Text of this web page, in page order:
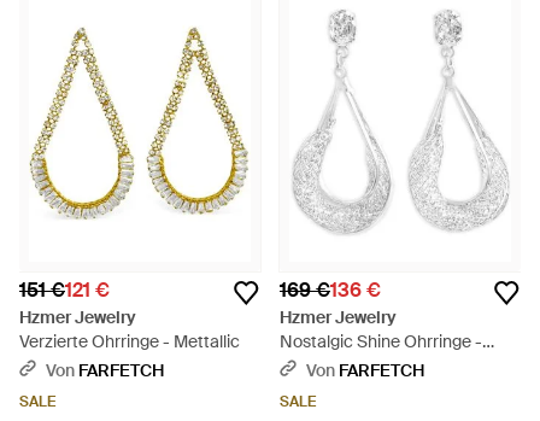
151 €121 €
Hzmer Jewelry
Verzierte Ohrringe - Mettallic
Von FARFETCH
SALE
169 €136 €
Hzmer Jewelry
Nostalgic Shine Ohrringe -
WeißVon FARFETCH
SALE